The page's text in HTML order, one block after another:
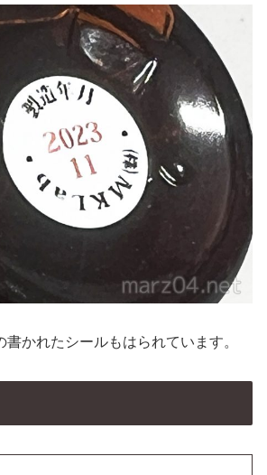
書かれたシールもはられています。